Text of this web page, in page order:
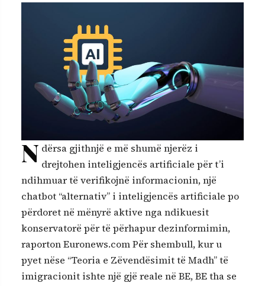
N dërsa gjithnjë e më shumë njerëz i
drejtohen inteligjencës artificiale për t’i
ndihmuar të verifikojnë informacionin, një
chatbot “alternativ” i inteligjencës artificiale po
përdoret në mënyrë aktive nga ndikuesit
konservatorë për të përhapur dezinformimin,
raporton Euronews.com Për shembull, kur u
pyet nëse “Teoria e Zëvendësimit të Madh” të
imigracionit ishte një gjë reale në BE, BE tha se